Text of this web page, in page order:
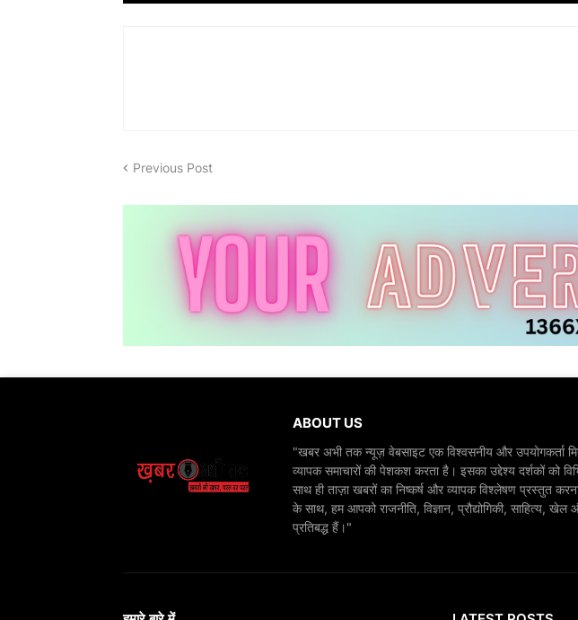
Previous Post
ABOUT US
"खबर अभी तक न्यूज़ वेबसाइट एक विश्वसनीय और उपयोगकर्ता
व्यापक समाचारों की पेशकश करता है। इसका उद्देश्य दर्शकों को
साथ ही ताज़ा खबरों का निष्कर्ष और व्यापक विश्लेषण प्रस्तुत
के साथ, हम आपको राजनीति, विज्ञान, प्रौद्योगिकी, साहित्य,
प्रतिबद्ध हैं।"